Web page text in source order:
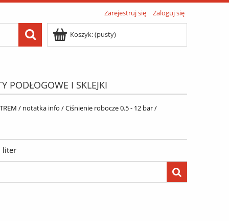
Zarejestruj się Zaloguj się
Koszyk:(pusty)
PODŁOGOWE I SKLEJKI
Menu
/ notatka info / Ciśnienie robocze 0.5 - 12 bar /
liter